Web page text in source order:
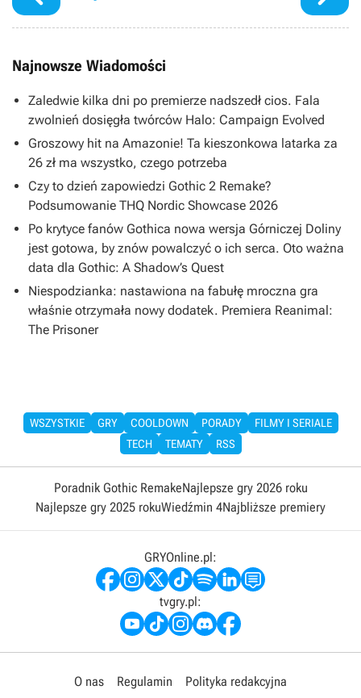
Najnowsze Wiadomości
Zaledwie kilka dni po premierze nadszedł cios. Fala
zwolnień dosięgła twórców Halo: Campaign Evolved
Groszowy hit na Amazonie! Ta kieszonkowa latarka za
26 zł ma wszystko, czego potrzeba
Czy to dzień zapowiedzi Gothic 2 Remake?
Podsumowanie THQ Nordic Showcase 2026
Po krytyce fanów Gothica nowa wersja Górniczej Doliny
jest gotowa, by znów powalczyć o ich serca. Oto ważna
data dla Gothic: A Shadow’s Quest
Niespodzianka: nastawiona na fabułę mroczna gra
właśnie otrzymała nowy dodatek. Premiera Reanimal:
The Prisoner
WSZYSTKIE GRY COOLDOWN PORADY
FILMY I SERIALE
TECH
TEMATY RSS
Poradnik Gothic RemakeNajlepsze gry 2026 roku
Najlepsze gry 2025 rokuWiedźmin 4Najbliższe premiery
GRYOnline.pl:
tvgry.pl:
O nas Regulamin Polityka redakcyjna